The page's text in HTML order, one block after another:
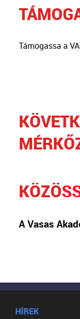
Támogassa a
A Vasas
HÍREK